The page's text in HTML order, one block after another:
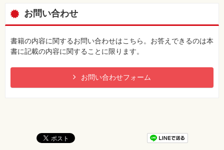
お問い合わせ
書籍の内容に関するお問い合わせはこちら。お答えできるのは本
書に記載の内容に関することに限ります。
お問い合わせフォーム